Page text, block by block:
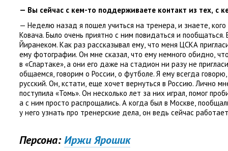
— Вы сейчас с кем-то поддерживаете контакт из тех, с
— Неделю назад я пошел учиться на тренера, и знаете,
Ковача. Было очень приятно с ним повидаться и
Йиранеком. Как раз рассказывал ему, что меня ЦСКА
ему фотографии. Он мне сказал, что ему немного обидно,
в «Спартаке», а они его даже на стадион ни разу не
общаемся, говорим о России, о футболе. Я ему всегда говорю,
русский. Он, кстати, еще хочет вернуться в Россию. Лично
поступила «Томь». Он несколько лет за них играл, помог
а с ним просто распрощались. А когда был в Москве,
у него узнать про тренерские дела, он ведь сейчас
Персона: Иржи Ярошик